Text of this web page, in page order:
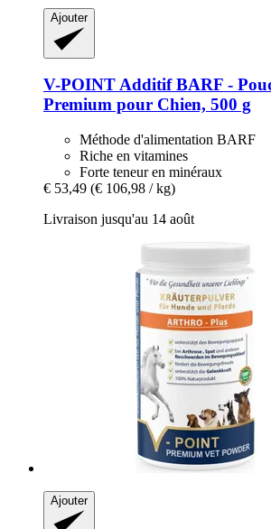
Ajouter
V-POINTAdditif BARF -​
Premium pour Chien, 500 g
Méthode d'alimentation BARF
Riche en vitamines
Forte teneur en minéraux
€ 53,49 (€ 106,98 / kg)
Livraison jusqu'au 14 août
Ajouter